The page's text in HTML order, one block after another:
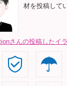
材を投稿して
さんの投稿したイ